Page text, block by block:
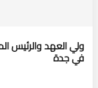
ولي العهد والرئيس
في جدة